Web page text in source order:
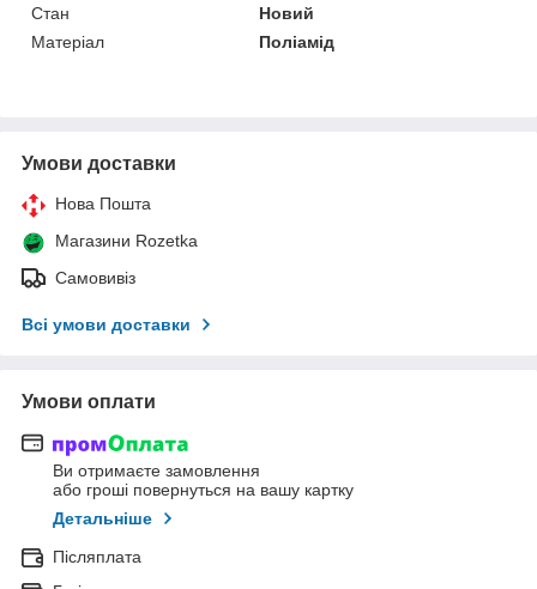
Стан
Новий
Матеріал
Поліамід
Умови доставки
Нова Пошта
Магазини Rozetka
Самовивіз
Всі умови доставки
Умови оплати
Ви отримаєте замовлення
або гроші повернуться на вашу картку
Детальніше
Післяплата